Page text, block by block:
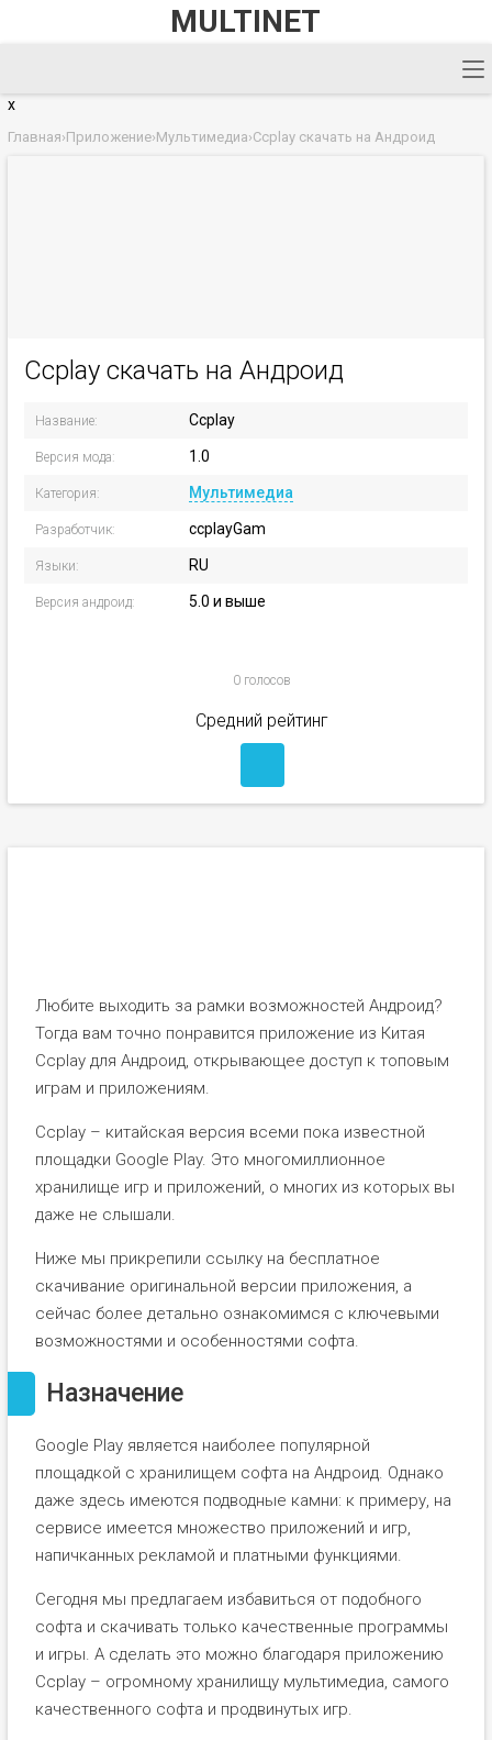
MULTINET
x
Главная›Приложение›Мультимедиа›Ccplay скачать на Андроид
Ccplay скачать на Андроид
Название: Ccplay
Версия мода: 1.0
Категория: Мультимедиа
Разработчик: ccplayGam
Языки: RU
Версия андроид: 5.0 и выше
0 голосов
Средний рейтинг
Любите выходить за рамки возможностей Андроид?
Тогда вам точно понравится приложение из Китая
Ccplay для Андроид, открывающее доступ к топовым
играм и приложениям.
Ccplay – китайская версия всеми пока известной
площадки Google Play. Это многомиллионное
хранилище игр и приложений, о многих из которых вы
даже не слышали.
Ниже мы прикрепили ссылку на бесплатное
скачивание оригинальной версии приложения, а
сейчас более детально ознакомимся с ключевыми
возможностями и особенностями софта.
Назначение
Google Play является наиболее популярной
площадкой с хранилищем софта на Андроид. Однако
даже здесь имеются подводные камни: к примеру, на
сервисе имеется множество приложений и игр,
напичканных рекламой и платными функциями.
Сегодня мы предлагаем избавиться от подобного
софта и скачивать только качественные программы
и игры. А сделать это можно благодаря приложению
Ccplay – огромному хранилищу мультимедиа, самого
качественного софта и продвинутых игр.